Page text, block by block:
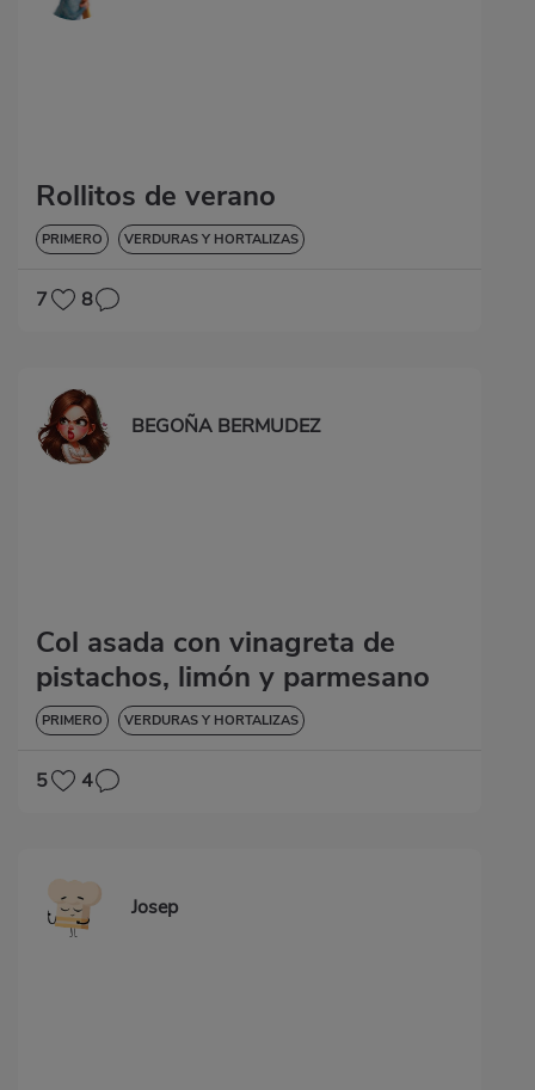
Rollitos de verano
PRIMERO VERDURAS Y HORTALIZAS
7 8
BEGOÑA BERMUDEZ
Col asada con vinagreta de
pistachos, limón y parmesano
PRIMERO VERDURAS Y HORTALIZAS
5 4
Josep